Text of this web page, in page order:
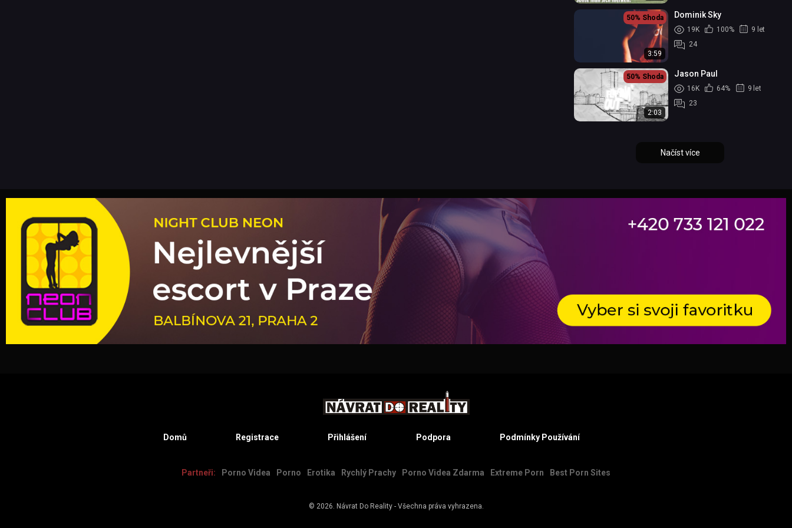
50% Shoda
3:59
Dominik Sky
19K 100%
9 let
24
50% Shoda
2:03
Jason Paul
16K 64%
9 let
23
Načíst více
Domů Registrace Přihlášení Podpora Podmínky Používání
Partneři: Porno Videa Porno Erotika Rychlý Prachy Porno Videa Zdarma Extreme Porn Best Porn Sites
© 2026. Návrat Do Reality- Všechna práva vyhrazena.